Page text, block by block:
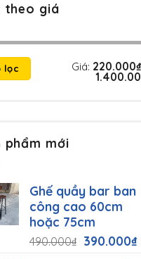
theo giá
lọc Giá: 220.000₫
phẩm mới
Ghế quầy bar ban
công cao 60cm
hoặc 75cm
490.000₫ Giá
390.000₫